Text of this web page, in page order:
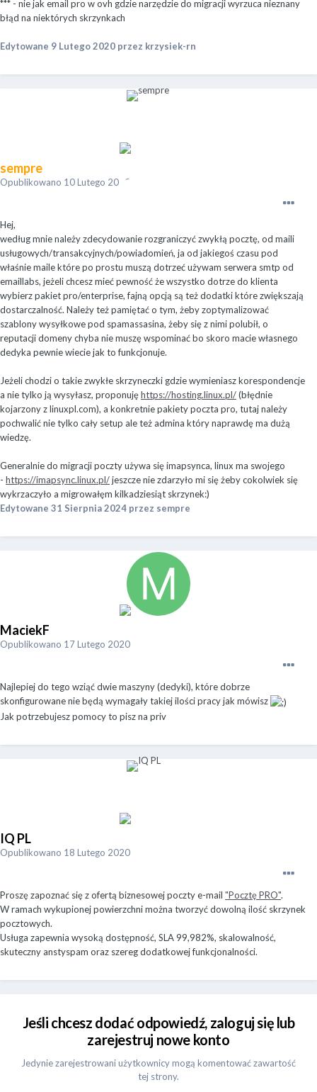
*** - nie jak email pro w ovh gdzie narzędzie do migracji wyrzuca nieznany
błąd na niektórych skrzynkach
Edytowane 9 Lutego 2020 przez krzysiek-rn
sempre
Opublikowano 10 Lutego 2020
Hej,
według mnie należy zdecydowanie rozgraniczyć zwykłą pocztę, od maili
usługowych/transakcyjnych/powiadomień, ja od jakiegoś czasu pod
właśnie maile które po prostu muszą dotrzeć używam serwera smtp od
emaillabs, jeżeli chcesz mieć pewność że wszystko dotrze do klienta
wybierz pakiet pro/enterprise, fajną opcją są też dodatki które zwiększają
dostarczalność. Należy też pamiętać o tym, żeby zoptymalizować
szablony wysyłkowe pod spamassasina, żeby się z nimi polubił, o
reputacji domeny chyba nie muszę wspominać bo skoro macie własnego
dedyka pewnie wiecie jak to funkcjonuje.
Jeżeli chodzi o takie zwykłe skrzyneczki gdzie wymieniasz korespondencje
a nie tylko ją wysyłasz, proponujęhttps://hosting.linux.pl/(błędnie
kojarzony z linuxpl.com), a konkretnie pakiety poczta pro, tutaj należy
pochwalić nie tylko cały setup ale też admina który naprawdę ma dużą
wiedzę.
Generalnie do migracji poczty używa się imapsynca, linux ma swojego
- https://imapsync.linux.pl/jeszcze nie zdarzyło mi się żeby cokolwiek się
wykrzaczyło a migrowałęm kilkadziesiąt skrzynek:)
Edytowane 31 Sierpnia 2024 przez sempre
MaciekF
Opublikowano 17 Lutego 2020
Najlepiej do tego wziąć dwie maszyny (dedyki), które dobrze
skonfigurowane nie będą wymagały takiej ilości pracy jak mówisz
Jak potrzebujesz pomocy to pisz na priv
IQ PL
Opublikowano 18 Lutego 2020
Proszę zapoznać się z ofertą biznesowej poczty e-mail "Pocztę PRO".
W ramach wykupionej powierzchni można tworzyć dowolną ilość skrzynek
pocztowych.
Usługa zapewnia wysoką dostępność, SLA 99,982%, skalowalność,
skuteczny anstyspam oraz szereg dodatkowej funkcjonalności.
Jeśli chcesz dodać odpowiedź, zaloguj się lub
zarejestruj nowe konto
Jedynie zarejestrowani użytkownicy mogą komentować zawartość
tej strony.